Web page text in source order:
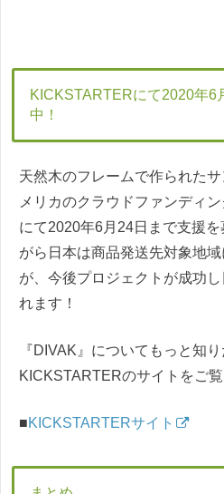
KICKSTARTERにて2020年6
中！
天然木のフレームで作られた
メリカのクラウドファンディ
にて2020年6月24日まで支援
がら日本は商品発送先対象地
が、今後プロジェクトが成功
れます！
『DIVAK』についてもっと知
KICKSTARTERのサイトをご覧
■KICKSTARTERサイト